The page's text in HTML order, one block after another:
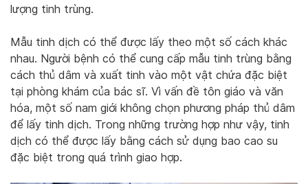
lượng tinh trùng.
Mẫu tinh dịch có thể được lấy theo một số cách khác
nhau. Người bệnh có thể cung cấp mẫu tinh trùng bằng
cách thủ dâm và xuất tinh vào một vật chứa đặc biệt
tại phòng khám của bác sĩ. Vì vấn đề tôn giáo và văn
hóa, một số nam giới không chọn phương pháp thủ dâm
để lấy tinh dịch. Trong những trường hợp như vậy, tinh
dịch có thể được lấy bằng cách sử dụng bao cao su
đặc biệt trong quá trình giao hợp.